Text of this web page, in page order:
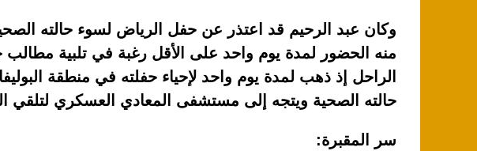
وكان عبد الرحيم قد اعتذر عن حفل الرياض لسوء حالته
منه الحضور لمدة يوم واحد على الأقل رغبة في تلبية مطالب
الراحل إذ ذهب لمدة يوم واحد لإحياء حفلته في منطقة
حالته الصحية ويتجه إلى مستشفى المعادي العسكري لتلقي
سر المقبرة: